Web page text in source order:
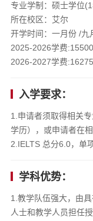
专业学制：硕士学位
所在校区：艾尔
开学时间：一月份 /九
2025-2026学费
2026-2027学费
入学要求：
1.申请者须取得相关
学历），或申请者在
2.IELTS 总分6.0，单
学科优势：
1.教学队伍强大，由
人士和教学人员担任